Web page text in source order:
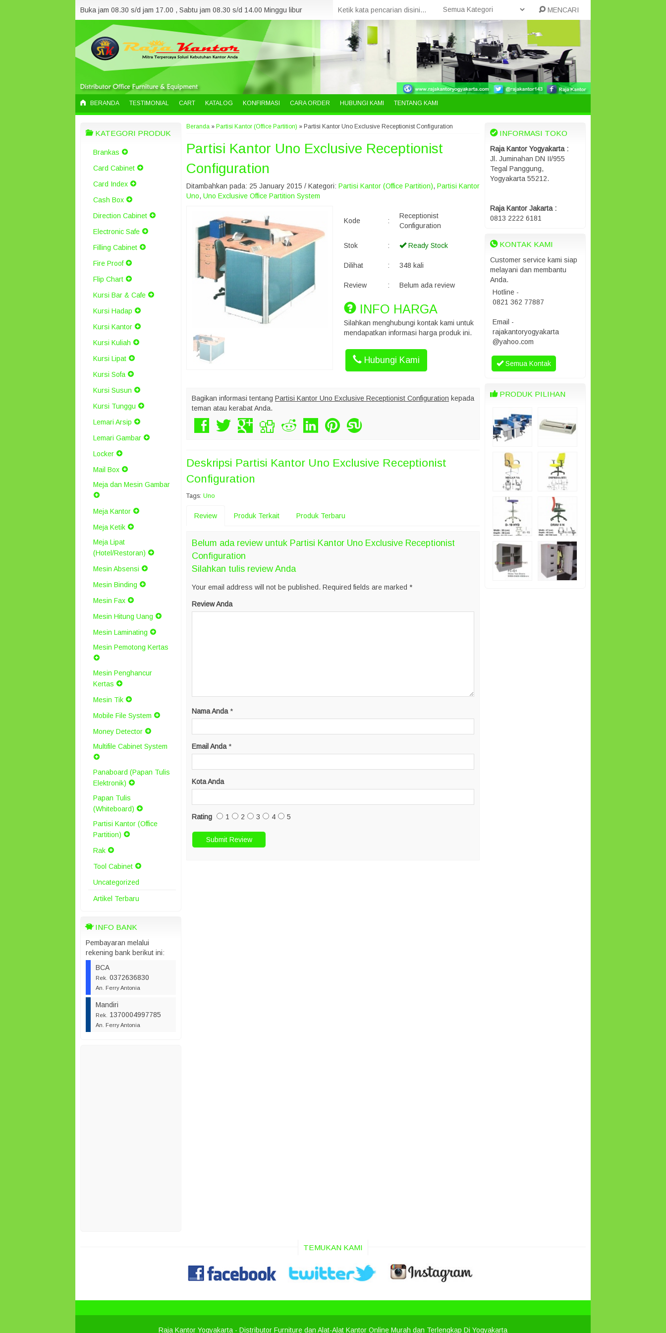
Buka jam 08.30 s/d jam 17.00 , Sabtu jam 08.30 s/d 14.00 Minggu libur MENCARI
BERANDA TESTIMONIAL CART KATALOG KONFIRMASI CARA ORDER HUBUNGI KAMI TENTANG KAMI
KATEGORI PRODUK
Brankas
Card Cabinet
Card Index
Cash Box
Direction Cabinet
Electronic Safe
Filling Cabinet
Fire Proof
Flip Chart
Kursi Bar & Cafe
Kursi Hadap
Kursi Kantor
Kursi Kuliah
Kursi Lipat
Kursi Sofa
Kursi Susun
Kursi Tunggu
Lemari Arsip
Lemari Gambar
Locker
Mail Box
Meja dan Mesin Gambar
Meja Kantor
Meja Ketik
Meja Lipat
(Hotel/Restoran)
Mesin Absensi
Mesin Binding
Mesin Fax
Mesin Hitung Uang
Mesin Laminating
Mesin Pemotong Kertas
Mesin Penghancur
Kertas
Mesin Tik
Mobile File System
Money Detector
Multifile Cabinet System
Panaboard (Papan Tulis
Elektronik)
Papan Tulis
(Whiteboard)
Partisi Kantor (Office
Partition)
Rak
Tool Cabinet
Uncategorized
Artikel Terbaru
INFO BANK
Pembayaran melalui
rekening bank berikut ini:
BCA
Rek. 0372636830
An. Ferry Antonia
Mandiri
Rek. 1370004997785
An. Ferry Antonia
Beranda » Partisi Kantor (Office Partition) » Partisi Kantor Uno Exclusive Receptionist Configuration
Partisi Kantor Uno Exclusive Receptionist
Configuration
Ditambahkan pada: 25 January 2015 / Kategori: Partisi Kantor (Office Partition), Partisi Kantor
Uno, Uno Exclusive Office Partition System
Kode :
Receptionist
Configuration
Stok : Ready Stock
Dilihat : 348 kali
Review : Belum ada review
INFO HARGA
Silahkan menghubungi kontak kami untuk
mendapatkan informasi harga produk ini.
Hubungi Kami
Bagikan informasi tentang Partisi Kantor Uno Exclusive Receptionist Configuration kepada
teman atau kerabat Anda.
Deskripsi Partisi Kantor Uno Exclusive Receptionist
Configuration
Tags: Uno
Review Produk Terkait Produk Terbaru
Belum ada review untuk Partisi Kantor Uno Exclusive Receptionist
Configuration
Silahkan tulis review Anda
Your email address will not be published. Required fields are marked *
Review Anda
Nama Anda *
Email Anda *
Kota Anda
Rating 1 2 3 4 5
INFORMASI TOKO
Raja Kantor Yogyakarta :
Jl. Juminahan DN II/955
Tegal Panggung,
Yogyakarta 55212.
Raja Kantor Jakarta :
0813 2222 6181
KONTAK KAMI
Customer service kami siap
melayani dan membantu
Anda.
Hotline -
0821 362 77887
Email -
rajakantoryogyakarta
@yahoo.com
Semua Kontak
PRODUK PILIHAN
TEMUKAN KAMI
Raja Kantor Yogyakarta - Distributor Furniture dan Alat-Alat Kantor Online Murah dan Terlengkap Di Yogyakarta